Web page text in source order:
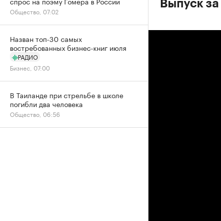
Выпуск
Общество, 07:02
Назван топ-30 самых
востребованных бизнес-книг июля
РАДИО
Бизнес, 07:00
В Таиланде при стрельбе в школе
погибли два человека
Общество, 06:56